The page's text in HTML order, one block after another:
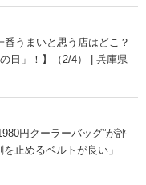
うまいと思う店はどこ？
日」！】（2/4） | 兵庫県
円クーラーバッグ”が評
止めるベルトが良い」